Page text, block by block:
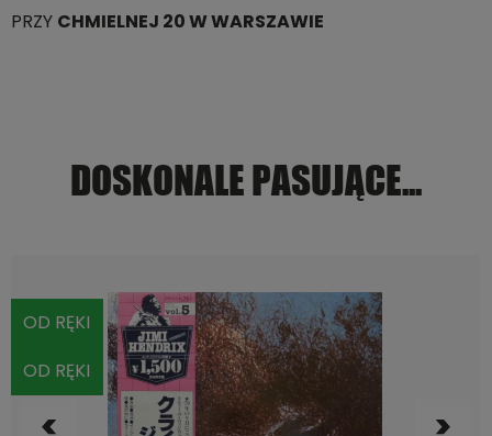
PRZY CHMIELNEJ 20 W WARSZAWIE
DOSKONALE PASUJĄCE...
OD RĘKI
OD RĘKI